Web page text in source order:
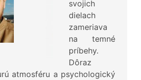
svojich
dielach
zameriava
na temné
príbehy.
Dôraz
atmosféru a psychologický